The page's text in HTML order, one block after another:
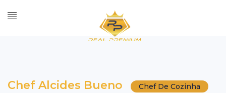
Chef Alcides Bueno
Chef De Cozinha